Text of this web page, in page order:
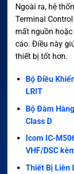
Ngoài ra, hệ
Terminal
mất nguồn
cáo. Điều này
thiết bị tốt hơn.
Bộ Điều
LRIT
Bộ Đàm
Class D
Icom IC-
VHF/DSC
Thiết Bị Liên